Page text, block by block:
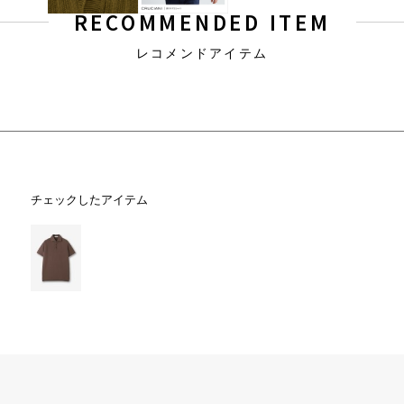
RECOMMENDED ITEM
レコメンドアイテム
チェックしたアイテム